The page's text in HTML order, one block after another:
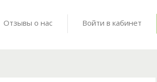
Готовые работы
Отзывы о нас Войти в кабинет